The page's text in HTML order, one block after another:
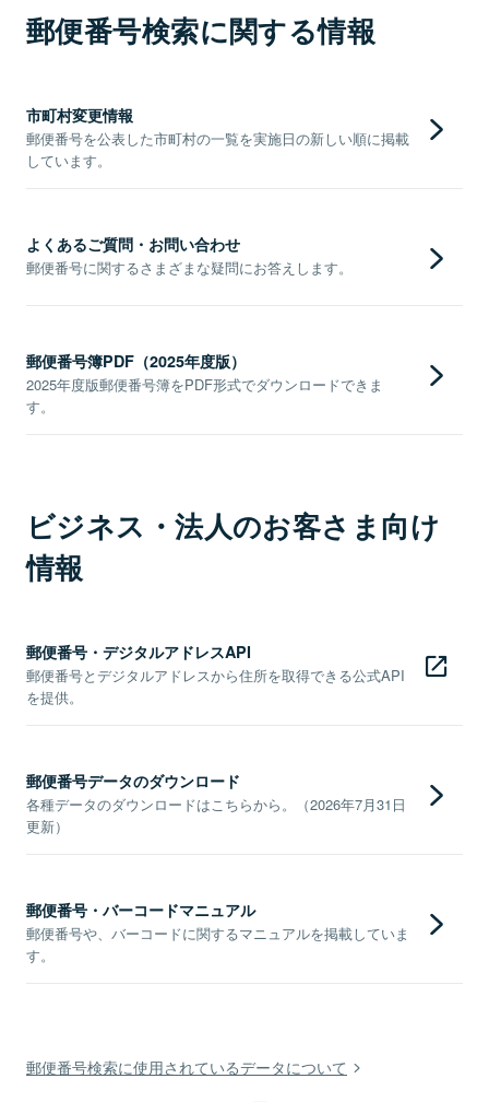
郵便番号検索に関する情報
市町村変更情報
郵便番号を公表した市町村の一覧を実施日の新しい順に掲載
しています。
よくあるご質問・お問い合わせ
郵便番号に関するさまざまな疑問にお答えします。
郵便番号簿PDF（2025年度版）
2025年度版郵便番号簿をPDF形式でダウンロードできま
す。
ビジネス・法人のお客さま向け
情報
郵便番号・デジタルアドレスAPI
郵便番号とデジタルアドレスから住所を取得できる公式API
を提供。
郵便番号データのダウンロード
各種データのダウンロードはこちらから。（2026年7月31日
更新）
郵便番号・バーコードマニュアル
郵便番号や、バーコードに関するマニュアルを掲載していま
す。
郵便番号検索に使用されているデータについて